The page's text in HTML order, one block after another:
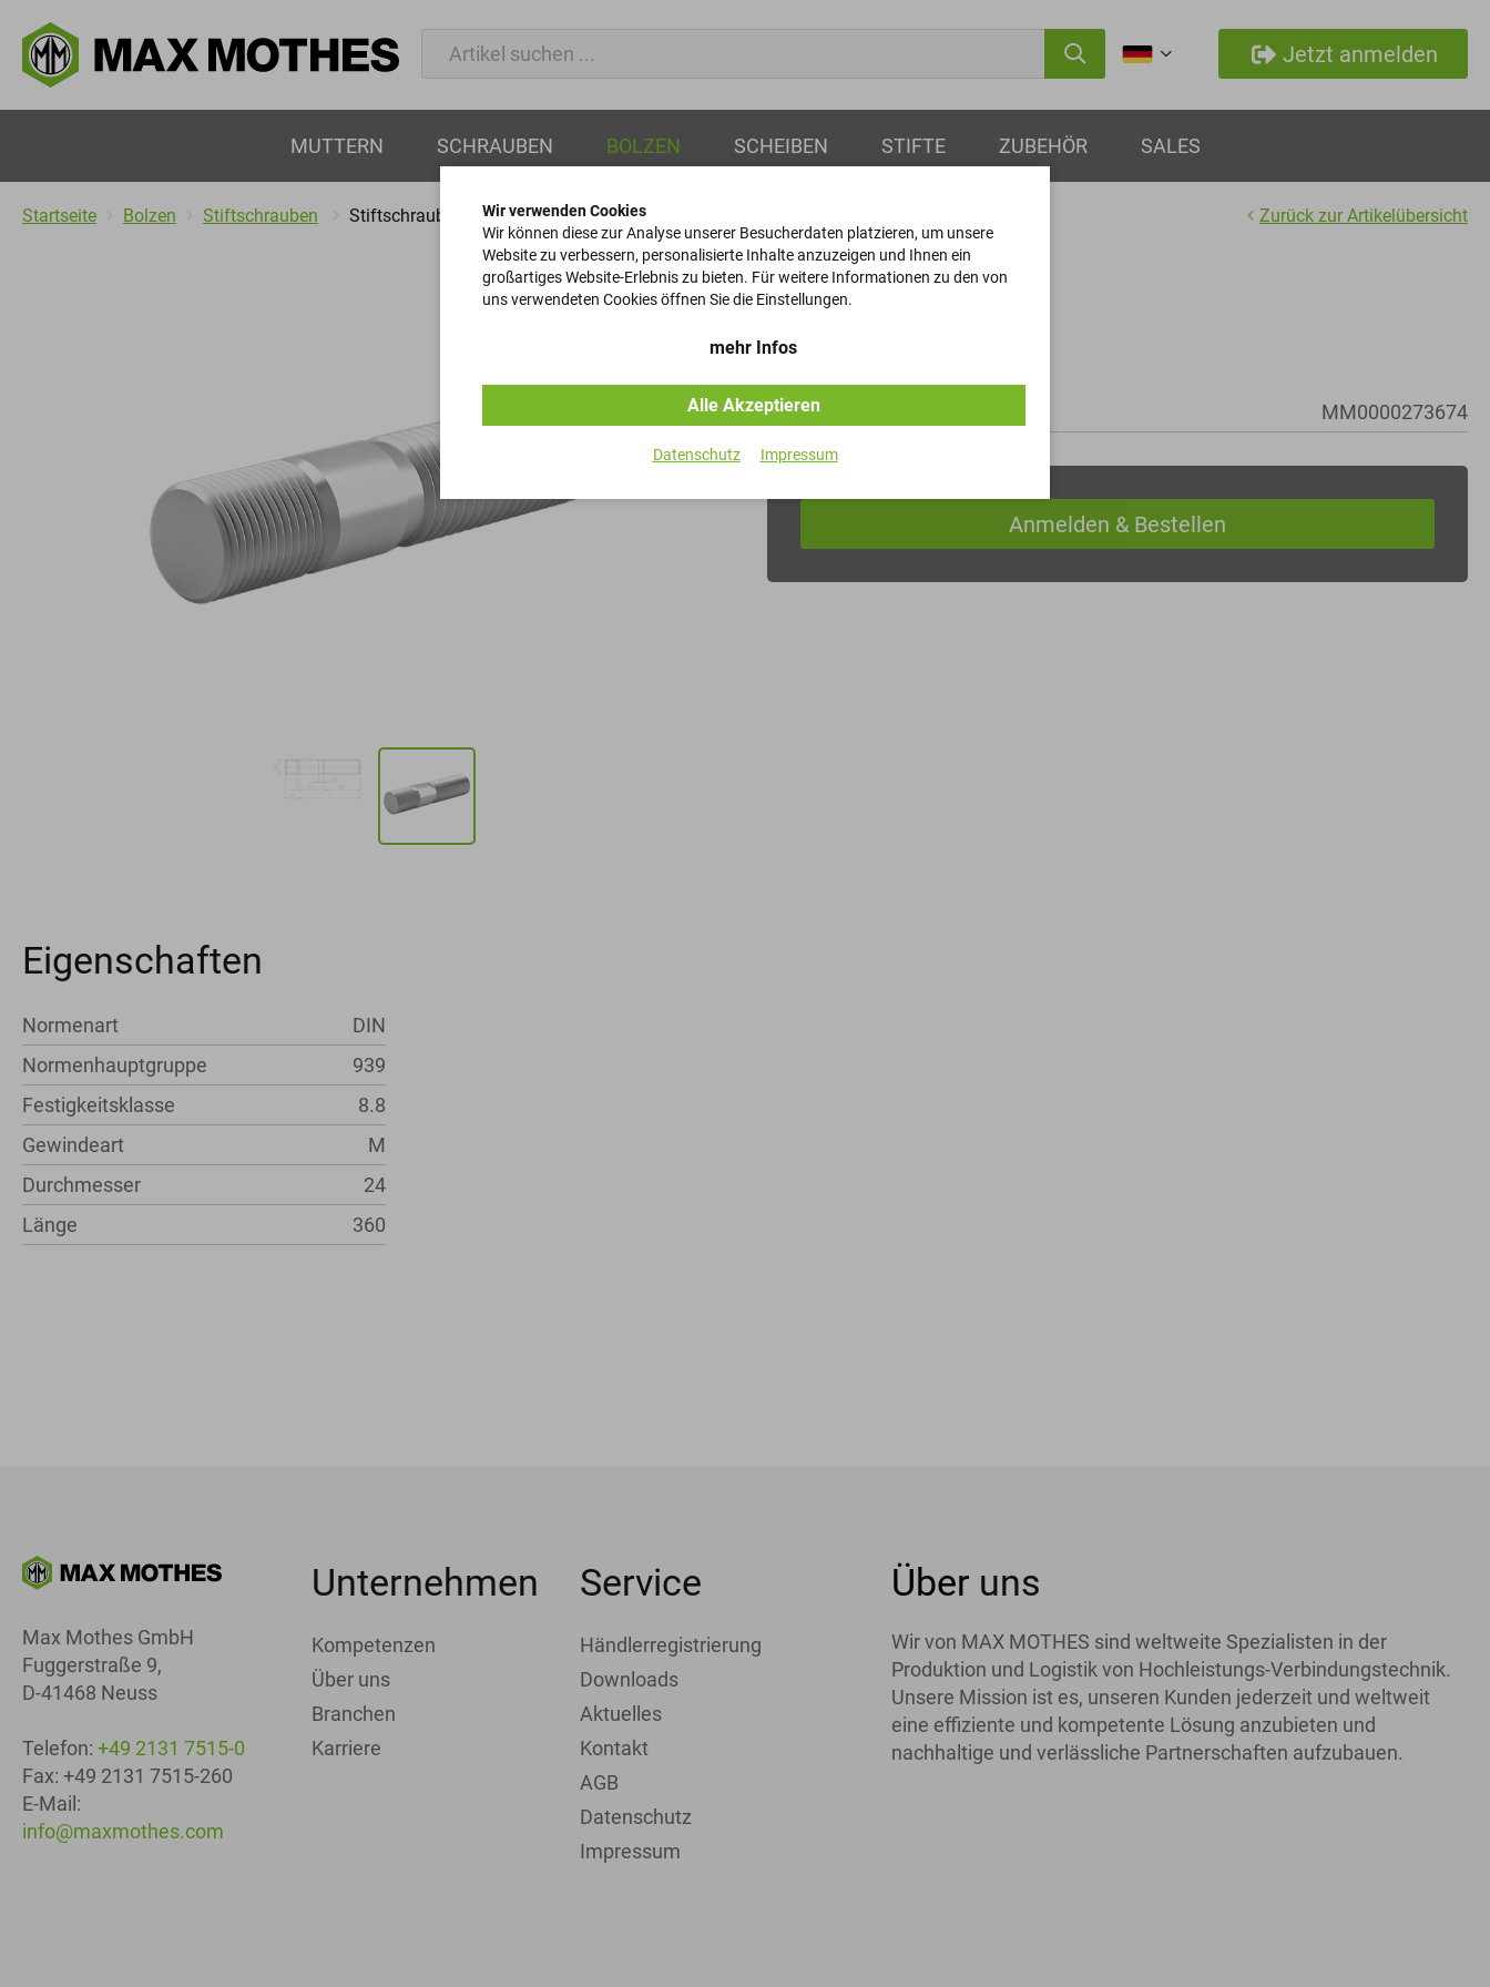
Jetzt anmelden
MUTTERN SCHRAUBEN BOLZEN SCHEIBEN STIFTE ZUBEHÖR SALES
Startseite Bolzen Stiftschrauben Stiftschrauben Zurück zur Artikelübersicht
Stiftschrauben
DIN 939 - 8.8 - M24x360
Artikel-Nr. MM0000273674
Eigenschaften
Normenart
DIN
Normenhauptgruppe
939
Festigkeitsklasse
8.8
Gewindeart
M
Durchmesser
24
Länge
360
Max Mothes GmbH
Fuggerstraße 9,
D-41468 Neuss
Telefon: +49 2131 7515-0
Fax: +49 2131 7515-260
E-Mail:
info@maxmothes.com
Unternehmen
Kompetenzen
Über uns
Branchen
Karriere
Service
Händlerregistrierung
Downloads
Aktuelles
Kontakt
AGB
Datenschutz
Impressum
Über uns
Wir von MAX MOTHES sind weltweite Spezialisten in der
Produktion und Logistik von Hochleistungs-Verbindungstechnik.
Unsere Mission ist es, unseren Kunden jederzeit und weltweit
eine effiziente und kompetente Lösung anzubieten und
nachhaltige und verlässliche Partnerschaften aufzubauen.
Wir verwenden Cookies
Wir können diese zur Analyse unserer Besucherdaten platzieren, um unsere
Website zu verbessern, personalisierte Inhalte anzuzeigen und Ihnen ein
großartiges Website-Erlebnis zu bieten. Für weitere Informationen zu den von
uns verwendeten Cookies öffnen Sie die Einstellungen.
mehr Infos
Alle Akzeptieren
Datenschutz Impressum